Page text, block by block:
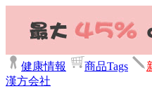
健康情報 商品Tags
漢方会社